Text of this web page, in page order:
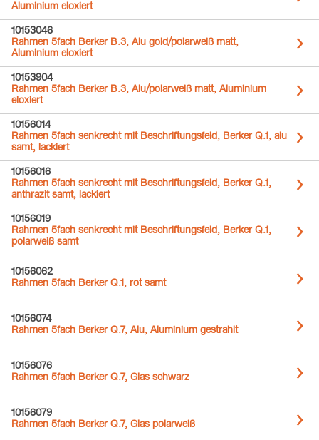
Aluminium eloxiert
10153046
Rahmen 5fach Berker B.3, Alu gold/polarweiß matt,
Aluminium eloxiert
10153904
Rahmen 5fach Berker B.3, Alu/polarweiß matt, Aluminium
eloxiert
10156014
Rahmen 5fach senkrecht mit Beschriftungsfeld, Berker Q.1, alu
samt, lackiert
10156016
Rahmen 5fach senkrecht mit Beschriftungsfeld, Berker Q.1,
anthrazit samt, lackiert
10156019
Rahmen 5fach senkrecht mit Beschriftungsfeld, Berker Q.1,
polarweiß samt
10156062
Rahmen 5fach Berker Q.1, rot samt
10156074
Rahmen 5fach Berker Q.7, Alu, Aluminium gestrahlt
10156076
Rahmen 5fach Berker Q.7, Glas schwarz
10156079
Rahmen 5fach Berker Q.7, Glas polarweiß